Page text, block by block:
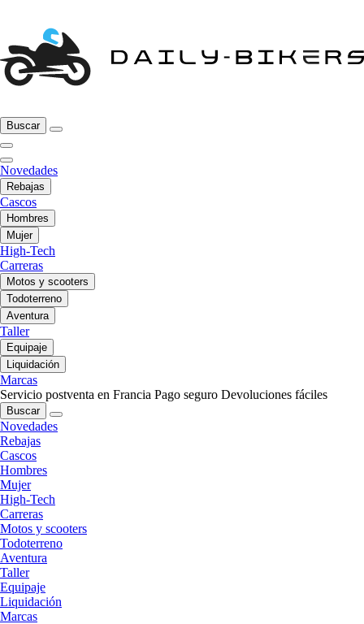
Buscar
Novedades
Rebajas
Cascos
Hombres
Mujer
High-Tech
Carreras
Motos y scooters
Todoterreno
Aventura
Taller
Equipaje
Liquidación
Marcas
Servicio postventa en Francia Pago seguro Devoluciones fáciles
Buscar
Novedades
Rebajas
Cascos
Hombres
Mujer
High-Tech
Carreras
Motos y scooters
Todoterreno
Aventura
Taller
Equipaje
Liquidación
Marcas